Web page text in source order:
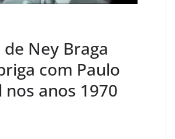
Ney Braga
com Paulo
nos anos 1970